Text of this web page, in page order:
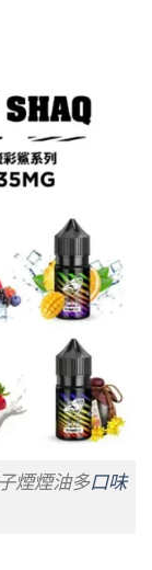
煙煙油多口味